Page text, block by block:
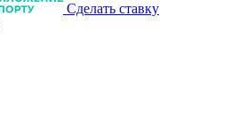
Сделать ставку